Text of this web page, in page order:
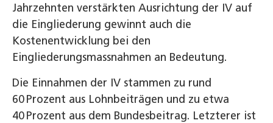
Jahrzehnten verstärkten Ausrichtung der IV auf
die Eingliederung gewinnt auch die
Kostenentwicklung bei den
Eingliederungsmassnahmen an Bedeutung.
Die Einnahmen der IV stammen zu rund
60 Prozent aus Lohnbeiträgen und zu etwa
40 Prozent aus dem Bundesbeitrag. Letzterer ist